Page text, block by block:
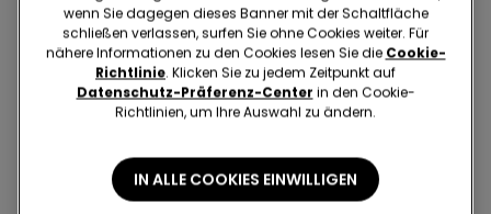
Neu
Bio-Baumwolle
3 für 19,99€/ 6 für 29,99€
Boxershorts aus elastischer
Neu
Long Fit
3 für 19,99€/ 6 für 29,99€
Lange Boxershorts aus Bio-
wenn Sie dagegen dieses Banner mit der Schaltfläche
schließen verlassen, surfen Sie ohne Cookies weiter. Für
nähere Informationen zu den Cookies lesen Sie die Cookie-
Richtlinie. Klicken Sie zu jedem Zeitpunkt auf
Datenschutz-Präferenz-Center in den Cookie-
Richtlinien, um Ihre Auswahl zu ändern.
IN ALLE COOKIES EINWILLIGEN